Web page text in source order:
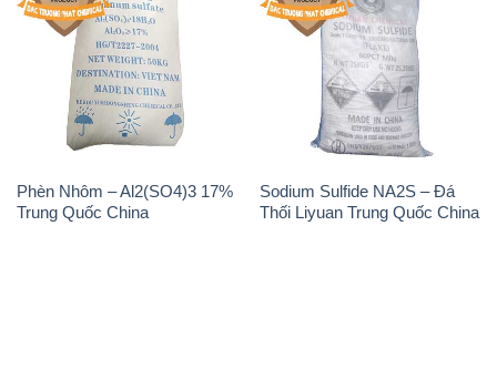
Phèn Nhôm – Al2(SO4)3 17%
Trung Quốc China
Sodium Sulfide NA2S – Đá
Thối Liyuan Trung Quốc China